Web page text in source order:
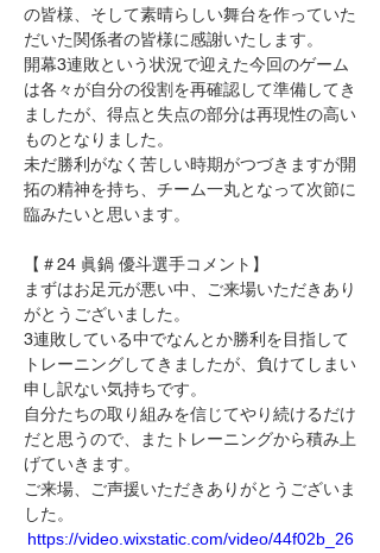
の皆様、そして素晴らしい舞台を作っていた
だいた関係者の皆様に感謝いたします。
開幕3連敗という状況で迎えた今回のゲーム
は各々が自分の役割を再確認して準備してき
ましたが、得点と失点の部分は再現性の高い
ものとなりました。
未だ勝利がなく苦しい時期がつづきますが開
拓の精神を持ち、チーム一丸となって次節に
臨みたいと思います。
【＃24 眞鍋 優斗選手コメント】
まずはお足元が悪い中、ご来場いただきあり
がとうございました。
3連敗している中でなんとか勝利を目指して
トレーニングしてきましたが、負けてしまい
申し訳ない気持ちです。
自分たちの取り組みを信じてやり続けるだけ
だと思うので、またトレーニングから積み上
げていきます。
ご来場、ご声援いただきありがとうございま
した。
https://video.wixstatic.com/video/44f02b_26